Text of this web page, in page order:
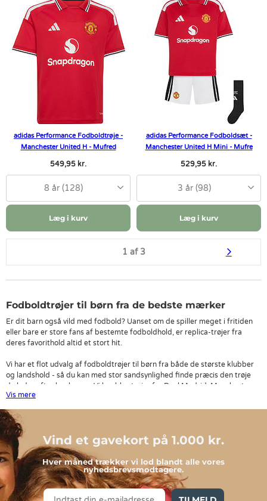
adidas Performance Fodboldtrøje -
Manchester United H - Mufred
549,95 kr.
8 år (128)
Læg i kurv
adidas Performance Fodboldsæt -
Manchester United H Mini - Mufre
529,95 kr.
3 år (98)
Læg i kurv
1 af 3
Fodboldtrøjer til børn fra de bedste mærker
Er dit barn også vild med fodbold? Uanset om de spiller meget i fritiden
eller bare er store fans af bestemte fodboldhold, er replica-trøjer fra
deres favorithold altid et stort hit.
Vi har et flot udvalg af fodboldtrøjer til børn fra både de største klubber
og landshold - så du kan med stor sandsynlighed finde præcis den trøje
du leder efter her hos os. Vi har bl.a. trøjer fra Real Madrid, Manchester
United, Juventus og Arsenal.
Vi har mange fodboldtrøjer fra adidas Performance, som er et brand
kendt for deres utrolige kvalitet. Vores fodboldtrøjer fra adidas
Performance er fremstillet i Aeroready-kvalitet - dette vil sige at de
absorberer vand og sved, så de er enormt behagelige for børn at dyrke
sporti.
Find nemt den fodboldtrøje du leder efter
Vis mere
Vind et gavekort på 1.000 kr.
Hver måned trækker vi lod blandt alle vores
nyhedsbrevsmodtagere.